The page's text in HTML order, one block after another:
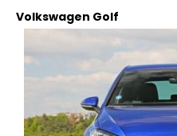
Volkswagen Golf